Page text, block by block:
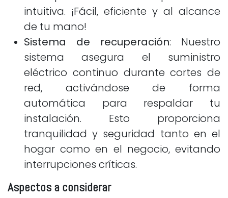
intuitiva. ¡Fácil, eficiente y al alcance
de tu mano!
Sistema de recuperación: Nuestro
sistema asegura el suministro
eléctrico continuo durante cortes de
red, activándose de forma
automática para respaldar tu
instalación. Esto proporciona
tranquilidad y seguridad tanto en el
hogar como en el negocio, evitando
interrupciones críticas.
Aspectos a considerar